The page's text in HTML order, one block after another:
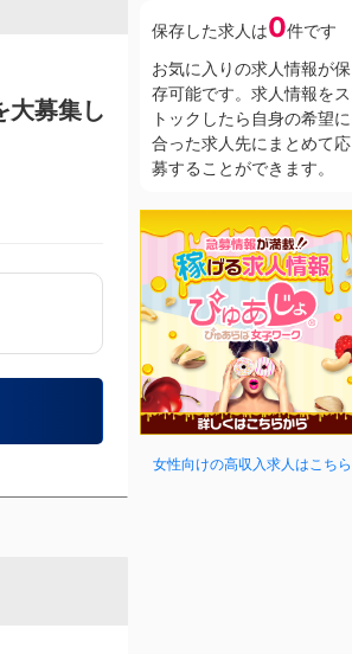
大募集し
保存した求人は0件です
お気に入りの求人情報が保
存可能です。求人情報をス
トックしたら自身の希望に
合った求人先にまとめて応
募することができます。
女性向けの高収入求人はこちら